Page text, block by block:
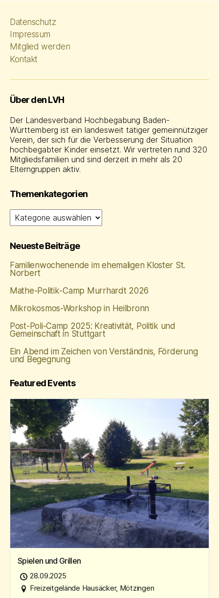
Datenschutz
Impressum
Mitglied werden
Kontakt
Über den LVH
Der Landesverband Hochbegabung Baden-
Württemberg ist ein landesweit tätiger gemeinnütziger
Verein, der sich für die Verbesserung der Situation
hochbegabter Kinder einsetzt. Wir vertreten rund 320
Mitgliedsfamilien und sind derzeit in mehr als 20
Elterngruppen aktiv.
Themenkategorien
Themenkategorien
Neueste Beiträge
Familienwochenende im ehemaligen Kloster St.
Norbert
Mathe‑Politik‑Camp Murrhardt 2026
Mikrokosmos-Workshop in Heilbronn
Post-Poli-Camp 2025: Kreativität, Politik und
Gemeinschaft in Stuttgart
Ein Abend im Zeichen von Verständnis, Förderung
und Begegnung
Featured Events
Spielen und Grillen
28.09.2025
Freizeitgelände Hausäcker, Mötzingen